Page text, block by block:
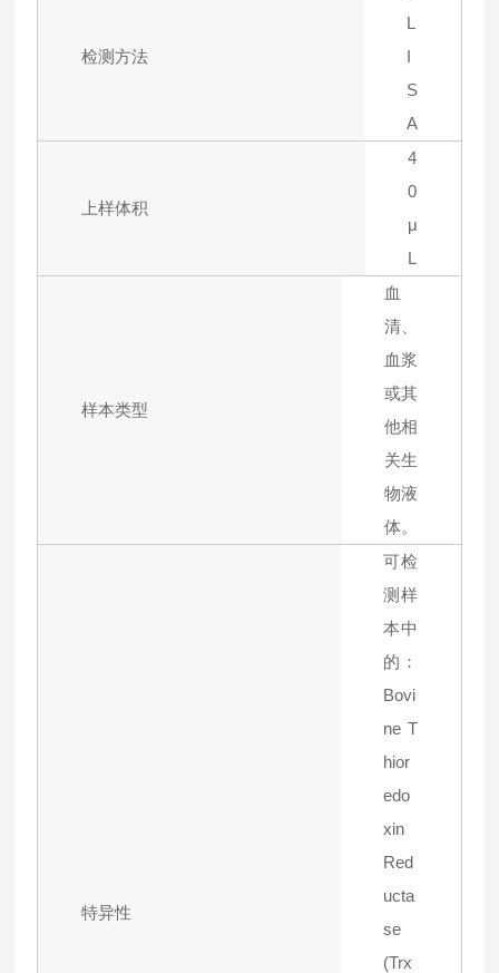
检测方法
L
I
S
A
上样体积
4
0
μ
L
样本类型
血
清、
血浆
或其
他相
关生
物液
体。
特异性
可检
测样
本中
的：
Bovi
ne T
hior
edo
xin
Red
ucta
se
(Trx